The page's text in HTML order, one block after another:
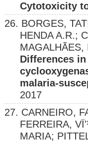
Cytotoxicity
26. BORGES,
HENDA A.R.;
MAGALHÃES,
Differences
malaria-
2017
27. CARNEIRO,
FERREIRA,
MARIA;